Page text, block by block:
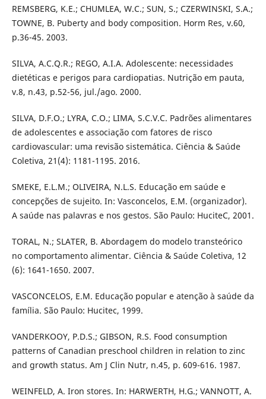
REMSBERG, K.E.; CHUMLEA, W.C.; SUN, S.; CZERWINSKI, S.A.;
TOWNE, B. Puberty and body composition. Horm Res, v.60,
p.36-45. 2003.
SILVA, A.C.Q.R.; REGO, A.I.A. Adolescente: necessidades
dietéticas e perigos para cardiopatias. Nutrição em pauta,
v.8, n.43, p.52-56, jul./ago. 2000.
SILVA, D.F.O.; LYRA, C.O.; LIMA, S.C.V.C. Padrões alimentares
de adolescentes e associação com fatores de risco
cardiovascular: uma revisão sistemática. Ciência & Saúde
Coletiva, 21(4): 1181-1195. 2016.
SMEKE, E.L.M.; OLIVEIRA, N.L.S. Educação em saúde e
concepções de sujeito. In: Vasconcelos, E.M. (organizador).
A saúde nas palavras e nos gestos. São Paulo: HuciteC, 2001.
TORAL, N.; SLATER, B. Abordagem do modelo transteórico
no comportamento alimentar. Ciência & Saúde Coletiva, 12
(6): 1641-1650. 2007.
VASCONCELOS, E.M. Educação popular e atenção à saúde da
família. São Paulo: Hucitec, 1999.
VANDERKOOY, P.D.S.; GIBSON, R.S. Food consumption
patterns of Canadian preschool children in relation to zinc
and growth status. Am J Clin Nutr, n.45, p. 609-616. 1987.
WEINFELD, A. Iron stores. In: HARWERTH, H.G.; VANNOTT, A.